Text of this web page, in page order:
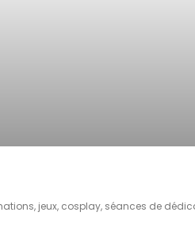
jeux, cosplay, séances de